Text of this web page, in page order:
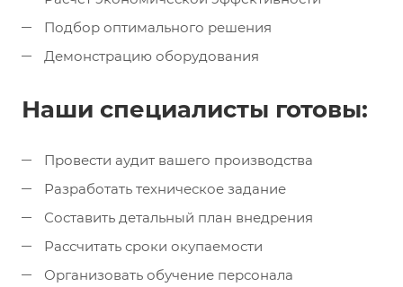
Подбор оптимального решения
Демонстрацию оборудования
Наши специалисты готовы:
Провести аудит вашего производства
Разработать техническое задание
Составить детальный план внедрения
Рассчитать сроки окупаемости
Организовать обучение персонала